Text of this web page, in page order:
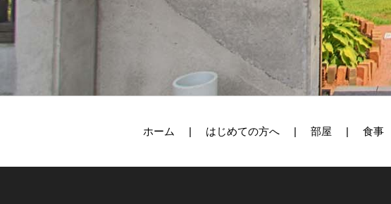
ホーム はじめての方へ 部屋 食事